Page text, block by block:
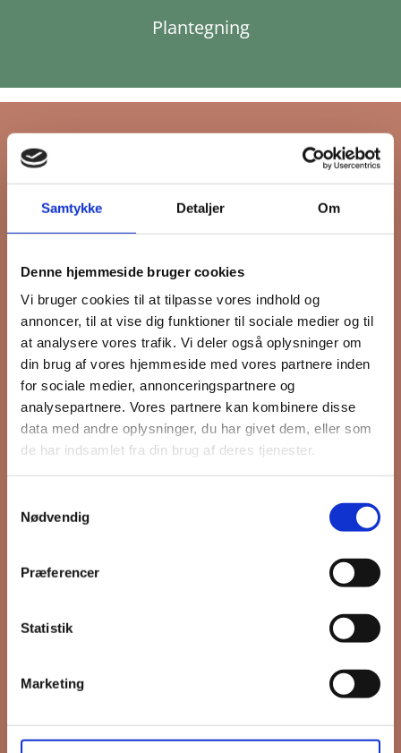
Samtykke Detaljer Om
Denne hjemmeside bruger cookies
Vi bruger cookies til at tilpasse vores indhold og
annoncer, til at vise dig funktioner til sociale medier og til
at analysere vores trafik. Vi deler også oplysninger om
din brug af vores hjemmeside med vores partnere inden
for sociale medier, annonceringspartnere og
analysepartnere. Vores partnere kan kombinere disse
data med andre oplysninger, du har givet dem, eller som
de har indsamlet fra din brug af deres tjenester.
Nødvendig
Præferencer
Statistik
Marketing
Plantegning
Tilmeld dig FB
nyhedsbrev
Hold dig opdateret på hvad der sker
på Grønttorvet. I vores nyhedsbrev
sender vi blandt andet invitation til
VIP Åbent Hus, når vi sætter nye
boliger til salg og udlejning, så du